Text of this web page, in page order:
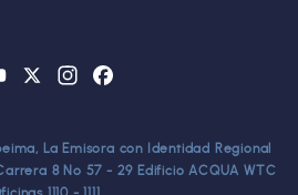
YouTube
X Instagram
La Emisora con Identidad Regional
8 No 57 - 29 Edificio ACQUA WTC